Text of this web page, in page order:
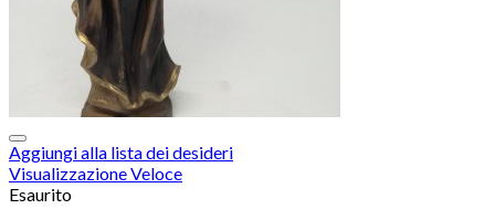
Aggiungi alla lista dei desideri
Visualizzazione Veloce
Esaurito